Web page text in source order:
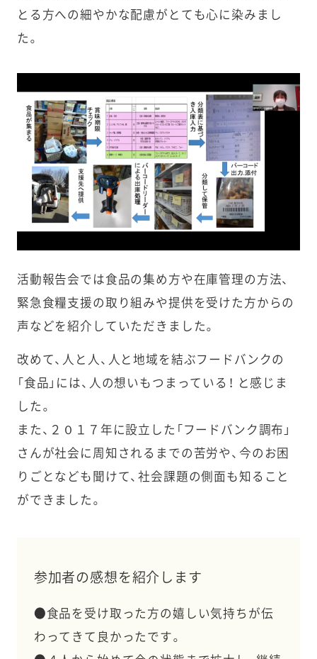
とる方への細やかな配慮がとても心に染みまし
た。
活動報告会では食品の集め方や在庫管理の方法、
緊急食糧支援の取り組みや提供を受けた方からの
声などを紹介していただきました。
改めて、人と人、人と地域を結ぶフードバンクの
「食品」には、人の想いもつまっている！ と感じま
した。
また、２０１７年に設立した「フードバンク調布」
さんが社会に周知されるまでの苦労や、今のお困
りごとなども聞けて、社会課題の側面も知ること
ができました。
参加者の感想を紹介します
●食品を受け取った方の嬉しい気持ちが伝
わってきて良かったです。